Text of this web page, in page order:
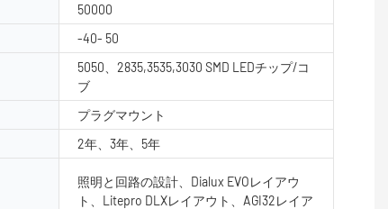
50000
-40- 50
5050、2835,3535,3030 SMD LEDチップ/コ
ブ
プラグマウント
2年、3年、5年
照明と回路の設計、Dialux EVOレイアウ
ト、Litepro DLXレイアウト、AGI32レイア